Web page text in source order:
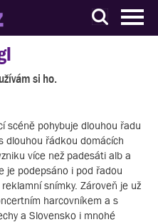
si ho.
scéně pohybuje dlouhou řadu
dlouhou řádkou domácích
více než padesáti alb a
je podepsáno i pod řadou
snímky. Zároveň je už
harcovníkem a s
a Slovensko i mnohé